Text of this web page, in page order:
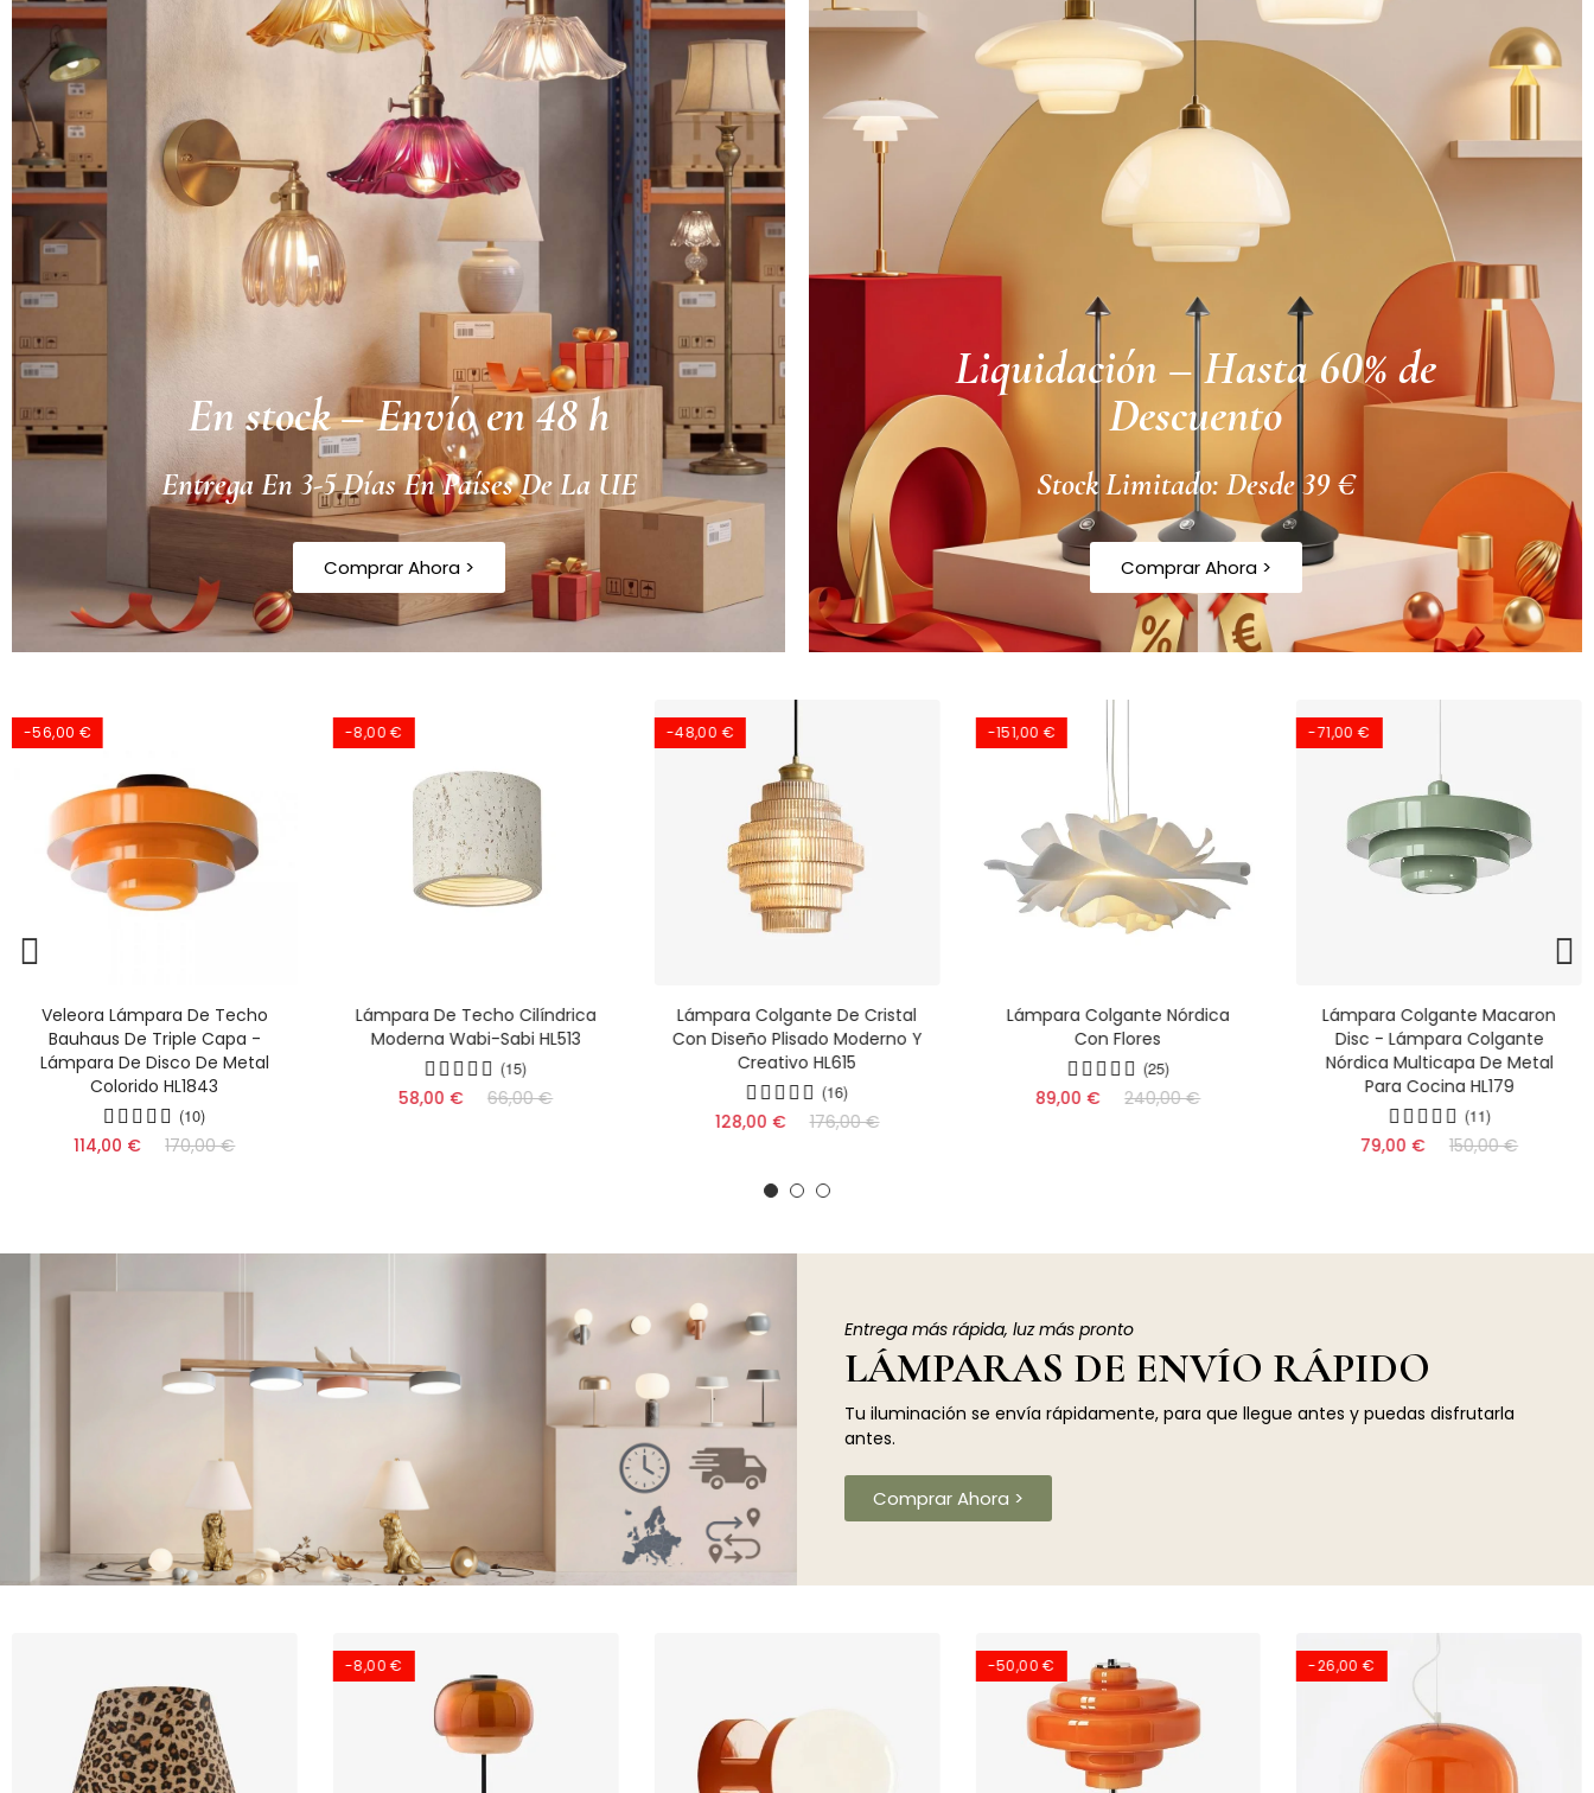
En stock – Envío en 48 h
Entrega En 3-5 Días En Países De La UE
Comprar Ahora >
Liquidación – Hasta 60% de
Descuento
Stock Limitado: Desde 39 €
Comprar Ahora >
-56,00 €
Veleora Lámpara De Techo
Bauhaus De Triple Capa -
Lámpara De Disco De Metal
Colorido HL1843
(10)
114,00 € 170,00 €
-8,00 €
Lámpara De Techo Cilíndrica
Moderna Wabi-Sabi HL513
(15)
58,00 € 66,00 €
-48,00 €
Lámpara Colgante De Cristal
Con Diseño Plisado Moderno Y
Creativo HL615
(16)
128,00 € 176,00 €
-151,00 €
Lámpara Colgante Nórdica
Con Flores
(25)
89,00 € 240,00 €
-71,00 €
Lámpara Colgante Macaron
Disc - Lámpara Colgante
Nórdica Multicapa De Metal
Para Cocina HL179
(11)
79,00 € 150,00 €
Entrega más rápida, luz más pronto
LÁMPARAS DE ENVÍO RÁPIDO
Tu iluminación se envía rápidamente, para que llegue antes y puedas disfrutarla
antes.
Comprar Ahora >
-8,00 € -50,00 € -26,00 €